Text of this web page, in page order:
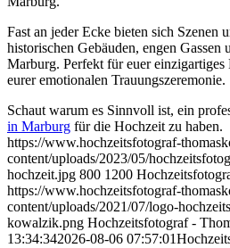
Fast an jeder Ecke bieten sich Szenen
historischen Gebäuden, engen
Marburg. Perfekt für euer einzigartiges
eurer emotionalen Trauungszeremonie.
Schaut warum es Sinnvoll ist, ein
in Marburg für die Hochzeit zu haben.
https://www.hochzeitsfotograf-
content/uploads/2023/05/
hochzeit.jpg 800 1200
https://www.hochzeitsfotograf-
content/uploads/2021/07/logo-
kowalzik.png Hochzeitsfotograf -
13:34:342026-08-06 07:57:01